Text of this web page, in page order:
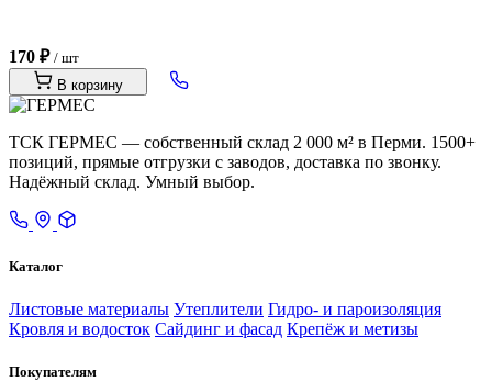
170 ₽ / шт
В корзину
ТСК ГЕРМЕС — собственный склад 2 000 м² в Перми. 1500+
позиций, прямые отгрузки с заводов, доставка по звонку.
Надёжный склад. Умный выбор.
Каталог
Листовые материалы Утеплители Гидро- и пароизоляция
Кровля и водосток Сайдинг и фасад Крепёж и метизы
Покупателям